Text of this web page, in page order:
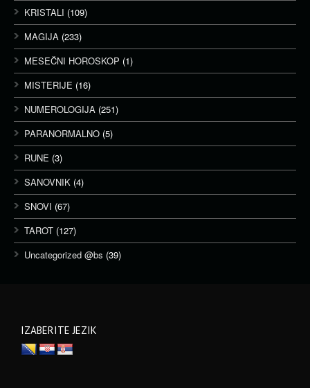
KRISTALI (109)
MAGIJA (233)
MESEČNI HOROSKOP (1)
MISTERIJE (16)
NUMEROLOGIJA (251)
PARANORMALNO (5)
RUNE (3)
SANOVNIK (4)
SNOVI (67)
TAROT (127)
Uncategorized @bs (39)
IZABERITE JEZIK